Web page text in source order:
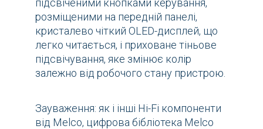
підсвіченими кнопками керування,
розміщеними на передній панелі,
кристалево чіткий OLED-дисплей, що
легко читається, і приховане тіньове
підсвічування, яке змінює колір
залежно від робочого стану пристрою.
Зауваження: як і інші Hi-Fi компоненти
від Melco, цифрова бібліотека Melco